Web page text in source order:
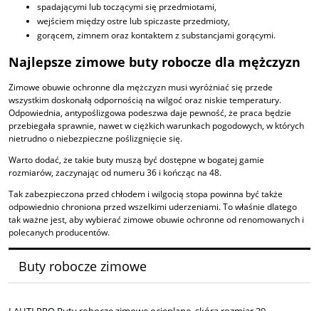
spadającymi lub toczącymi się przedmiotami,
wejściem między ostre lub spiczaste przedmioty,
gorącem, zimnem oraz kontaktem z substancjami gorącymi.
Najlepsze zimowe buty robocze dla mężczyzn
Zimowe obuwie ochronne dla mężczyzn musi wyróżniać się przede
wszystkim doskonałą odpornością na wilgoć oraz niskie temperatury.
Odpowiednia, antypoślizgowa podeszwa daje pewność, że praca będzie
przebiegała sprawnie, nawet w ciężkich warunkach pogodowych, w których
nietrudno o niebezpieczne poślizgnięcie się.
Warto dodać, że takie buty muszą być dostępne w bogatej gamie
rozmiarów, zaczynając od numeru 36 i kończąc na 48.
Tak zabezpieczona przed chłodem i wilgocią stopa powinna być także
odpowiednio chroniona przed wszelkimi uderzeniami. To właśnie dlatego
tak ważne jest, aby wybierać zimowe obuwie ochronne od renomowanych i
polecanych producentów.
Buty robocze zimowe